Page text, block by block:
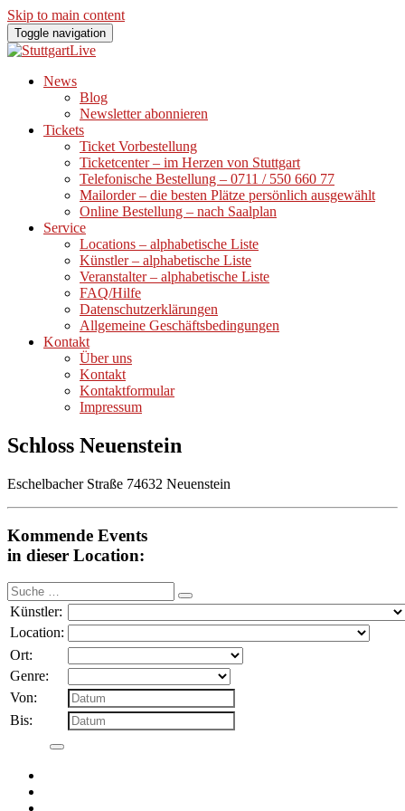
Skip to main content
Toggle navigation
News
Blog
Newsletter abonnieren
Tickets
Ticket Vorbestellung
Ticketcenter – im Herzen von Stuttgart
Telefonische Bestellung – 0711 / 550 660 77
Mailorder – die besten Plätze persönlich ausgewählt
Online Bestellung – nach Saalplan
Service
Locations – alphabetische Liste
Künstler – alphabetische Liste
Veranstalter – alphabetische Liste
FAQ/Hilfe
Datenschutzerklärungen
Allgemeine Geschäftsbedingungen
Kontakt
Über uns
Kontakt
Kontaktformular
Impressum
Schloss Neuenstein
Eschelbacher Straße 74632 Neuenstein
Kommende Events
in dieser Location:
Suche
nach:
Künstler:
Location:
Ort:
Genre:
Von:
Bis: